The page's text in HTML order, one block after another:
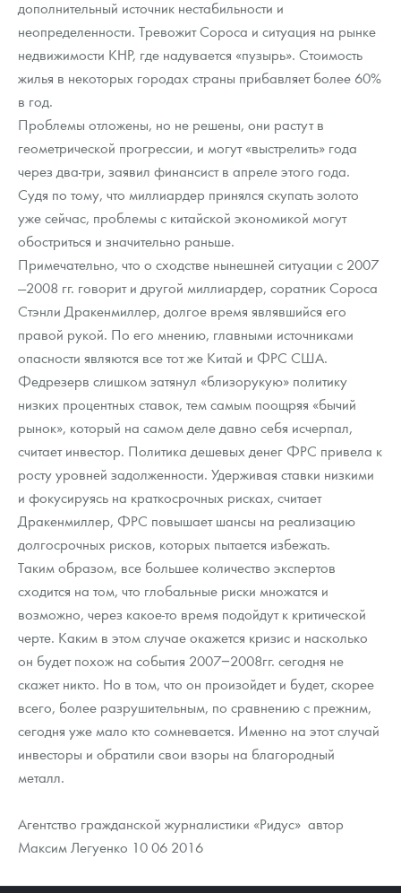
дополнительный источник нестабильности и
неопределенности. Тревожит Сороса и ситуация на рынке
недвижимости КНР, где надувается «пузырь». Стоимость
жилья в некоторых городах страны прибавляет более 60%
в год.
Проблемы отложены, но не решены, они растут в
геометрической прогрессии, и могут «выстрелить» года
через два-три, заявил финансист в апреле этого года.
Судя по тому, что миллиардер принялся скупать золото
уже сейчас, проблемы с китайской экономикой могут
обостриться и значительно раньше.
Примечательно, что о сходстве нынешней ситуации с 2007
—2008 гг. говорит и другой миллиардер, соратник Сороса
Стэнли Дракенмиллер, долгое время являвшийся его
правой рукой. По его мнению, главными источниками
опасности являются все тот же Китай и ФРС США.
Федрезерв слишком затянул «близорукую» политику
низких процентных ставок, тем самым поощряя «бычий
рынок», который на самом деле давно себя исчерпал,
считает инвестор. Политика дешевых денег ФРС привела к
росту уровней задолженности. Удерживая ставки низкими
и фокусируясь на краткосрочных рисках, считает
Дракенмиллер, ФРС повышает шансы на реализацию
долгосрочных рисков, которых пытается избежать.
Таким образом, все большее количество экспертов
сходится на том, что глобальные риски множатся и
возможно, через какое-то время подойдут к критической
черте. Каким в этом случае окажется кризис и насколько
он будет похож на события 2007−2008гг. сегодня не
скажет никто. Но в том, что он произойдет и будет, скорее
всего, более разрушительным, по сравнению с прежним,
сегодня уже мало кто сомневается. Именно на этот случай
инвесторы и обратили свои взоры на благородный
металл.
Агентство гражданской журналистики «Ридус» автор
Максим Легуенко 10 06 2016